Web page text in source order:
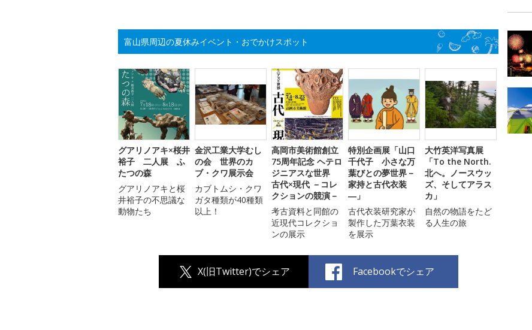
富山県周辺の夏休みイベント・おでかけスポット
グアリノアキ×桜井
裕子 二人展 ふ
たつの森
グアリノアキと桜
井裕子の不思議な
動物たち
金沢工業大学むし
の会 世界のカ
ブ・クワ展示会
カブトムシ・クワ
ガタ種類が40種類
以上！
高岡市美術館創立
75周年記念 ヘテロ
ジニアスな世界
古代×現代 －コレ
クションの競演－
考古資料と同館の
近現代コレクショ
ンの展示
特別企画展「山口
千代子 小さな万
葉びとの夢世界－
家持と古代衣装
―」
古代衣装研究家が
製作した万葉衣装
を展示
大竹英洋写真展
「To the North.
北へ。ノースウッ
ズ、そしてアラス
カ」
自然の物語をたど
る人生の旅
X(旧Twitter)でシェア Facebookでシェア